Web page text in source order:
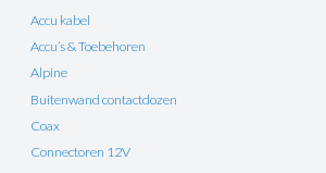
Accu kabel
Accu’s & Toebehoren
Alpine
Buitenwand contactdozen
Coax
Connectoren 12V